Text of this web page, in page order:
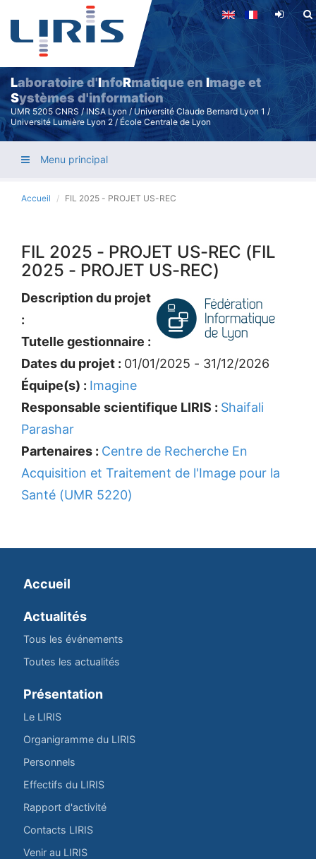
Aller
contenu
principal
Laboratoire d'InfoRmatique enImage et
Systèmes d'information
UMR 5205 CNRS / INSA Lyon / Université Claude Bernard Lyon 1 /
Université Lumière Lyon 2 / École Centrale de Lyon
Menu principal
Accueil FIL 2025 - PROJET US-REC
FIL 2025 - PROJET US-REC (FIL
2025 - PROJET US-REC)
Description du projet
:
Tutelle gestionnaire :
Dates du projet : 01/01/2025 - 31/12/2026
Équipe(s) : Imagine
Responsable scientifique LIRIS : Shaifali
Parashar
Partenaires : Centre de Recherche En
Acquisition et Traitement de l'Image pour la
Santé (UMR 5220)
Accueil
Actualités
Tous les événements
Toutes les actualités
Présentation
Le LIRIS
Organigramme du LIRIS
Personnels
Effectifs du LIRIS
Rapport d'activité
Contacts LIRIS
Venir au LIRIS